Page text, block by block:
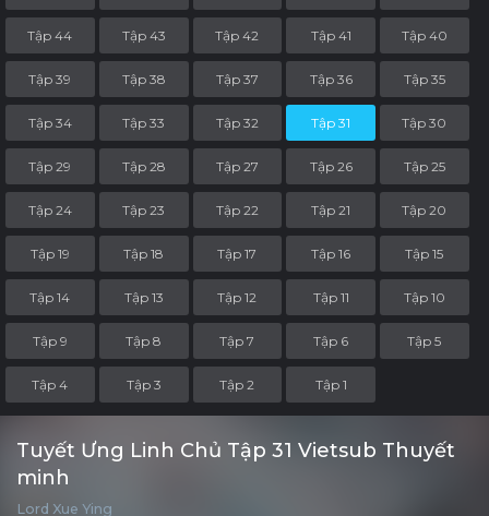
Tập 44 Tập 43 Tập 42 Tập 41 Tập 40
Tập 39 Tập 38 Tập 37 Tập 36 Tập 35
Tập 34 Tập 33 Tập 32 Tập 31 Tập 30
Tập 29 Tập 28 Tập 27 Tập 26 Tập 25
Tập 24 Tập 23 Tập 22 Tập 21 Tập 20
Tập 19 Tập 18 Tập 17 Tập 16 Tập 15
Tập 14 Tập 13 Tập 12 Tập 11 Tập 10
Tập 9 Tập 8 Tập 7 Tập 6 Tập 5
Tập 4 Tập 3 Tập 2 Tập 1
Tuyết Ưng Linh Chủ Tập 31 Vietsub Thuyết
minh
Lord Xue Ying